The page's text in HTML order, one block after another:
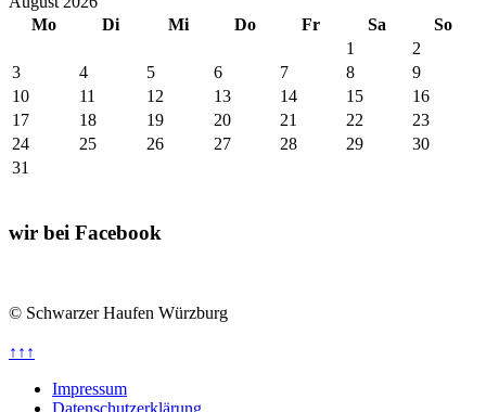
Mo
Di Mi Do Fr Sa
So
1
2
3
4 5 6 7 8
9
10
11 12 13 14 15
16
17
18 19 20 21 22
23
24
25 26 27 28 29
30
31
wir bei Facebook
© Schwarzer Haufen Würzburg
↑↑↑
Impressum